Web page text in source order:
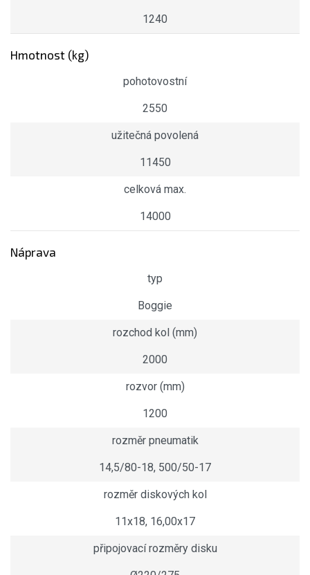
1240
Hmotnost (kg)
pohotovostní
2550
užitečná povolená
11450
celková max.
14000
Náprava
typ
Boggie
rozchod kol (mm)
2000
rozvor (mm)
1200
rozměr pneumatik
14,5/80-18, 500/50-17
rozměr diskových kol
11x18, 16,00x17
připojovací rozměry disku